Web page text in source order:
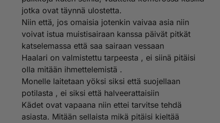
jotka ovat täynnä ulostetta.
Niin että, jos omaisia jotenkin vaivaa asia niin
voivat istua muistisairaan kanssa päivät pitkät
katselemassa että saa sairaan vessaan
Haalari on valmistettu tarpeesta , ei siinä pitäisi
olla mitään ihmettelemistä .
Monelle laitetaan yöksi siksi että suojellaan
potilasta , ei siksi että halveerattaisiin
Kädet ovat vapaana niin ettei tarvitse tehdä
asiasta. Mitään sellaista mikä pitäisi kieltää